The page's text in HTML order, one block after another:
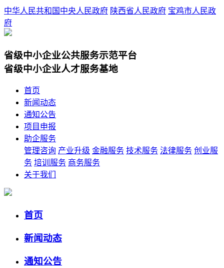
中华人民共和国中央人民政府 陕西省人民政府 宝鸡市人民政
府
省级中小企业公共服务示范平台
省级中小企业人才服务基地
首页
新闻动态
通知公告
项目申报
助企服务
管理咨询 产业升级 金融服务 技术服务 法律服务 创业服
务 培训服务 商务服务
关于我们
首页
新闻动态
通知公告